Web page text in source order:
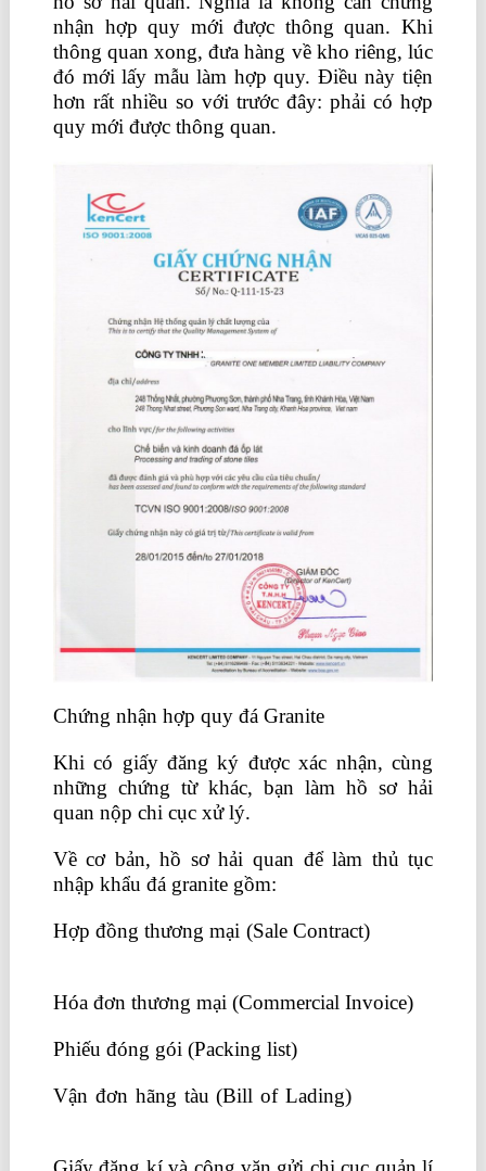
nhận hợp quy mới được thông quan. Khi
thông quan xong, đưa hàng về kho riêng, lúc
đó mới lấy mẫu làm hợp quy. Điều này tiện
hơn rất nhiều so với trước đây: phải có hợp
quy mới được thông quan.
Chứng nhận hợp quy đá Granite
Khi có giấy đăng ký được xác nhận, cùng
những chứng từ khác, bạn làm hồ sơ hải
quan nộp chi cục xử lý.
Về cơ bản, hồ sơ hải quan để làm thủ tục
nhập khẩu đá granite gồm:
Hợp đồng thương mại (Sale Contract)
Hóa đơn thương mại (Commercial Invoice)
Phiếu đóng gói (Packing list)
Vận đơn hãng tàu (Bill of Lading)